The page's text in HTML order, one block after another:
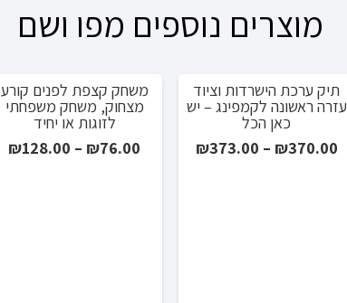
מוצרים נוספים מפו ושם
מבצע!
תיק ערכת הישרדות וציוד
עזרה ראשונה לקמפינג – יש
כאן הכל
₪370.00
–
₪373.00
משחק קצפת לפנים קורע
מצחוק, משחק משפחתי
לזוגות או יחיד
₪76.00
–
₪128.00